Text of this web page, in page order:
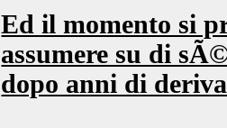
Ed il momento si
assumere su di
dopo anni di